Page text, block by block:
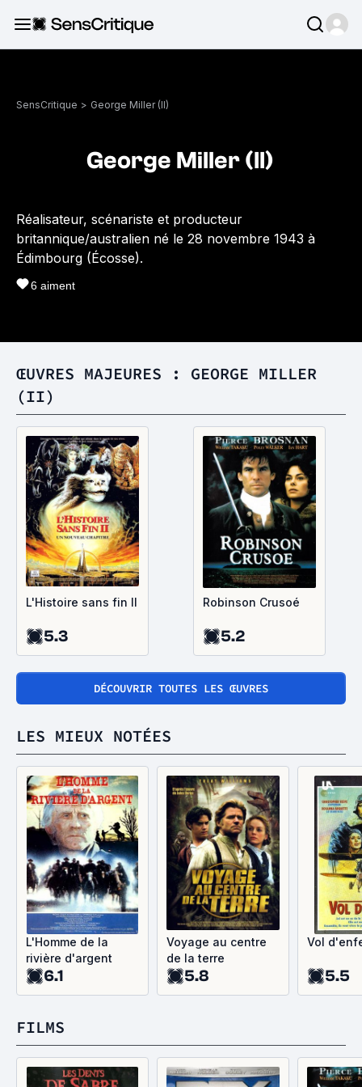
SensCritique > George Miller (II)
George Miller (II)
Réalisateur, scénariste et producteur
britannique/australien né le 28 novembre 1943 à
Édimbourg (Écosse).
6 aiment
ŒUVRES MAJEURES : GEORGE MILLER
(II)
L'Histoire sans fin II
5.3
Robinson Crusoé
5.2
DÉCOUVRIR TOUTES LES ŒUVRES
LES MIEUX NOTÉES
L'Homme de la
rivière d'argent
6.1
Voyage au centre
de la terre
5.8
Vol
5.5
FILMS